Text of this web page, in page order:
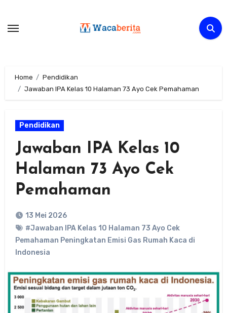
content
Home
Pendidikan
Jawaban IPA Kelas 10 Halaman 73 Ayo Cek Pemahaman
Pendidikan
Jawaban IPA Kelas 10
Halaman 73 Ayo Cek
Pemahaman
13 Mei 2026
#Jawaban IPA Kelas 10 Halaman 73 Ayo Cek
Pemahaman Peningkatan Emisi Gas Rumah Kaca di
Indonesia